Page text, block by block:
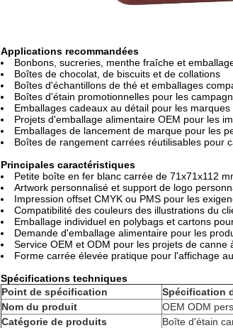
Applications recommandées
Bonbons, sucreries, menthe fraîche et
Boîtes de chocolat, de biscuits et de collations
Boîtes d'échantillons de thé et emballages
Boîtes d'étain promotionnelles pour les
Emballages cadeaux au détail pour les marques
Projets d'emballage alimentaire OEM pour les
Emballages de lancement de marque pour les
Boîtes de rangement carrées réutilisables pour
Principales caractéristiques
Petite boîte en fer blanc carrée de 71x71x112
Artwork personnalisé et support de logo
Impression offset CMYK ou PMS pour les
Compatibilité des couleurs des illustrations du
Emballage individuel en polybags et cartons
Demande d'emballage alimentaire pour les
Service OEM et ODM pour les projets de canne
Forme carrée élevée pratique pour l'affichage
Spécifications techniques
Point de spécification
Spécification
Nom du produit
OEM ODM
Catégorie de produits
Boîte d'étain